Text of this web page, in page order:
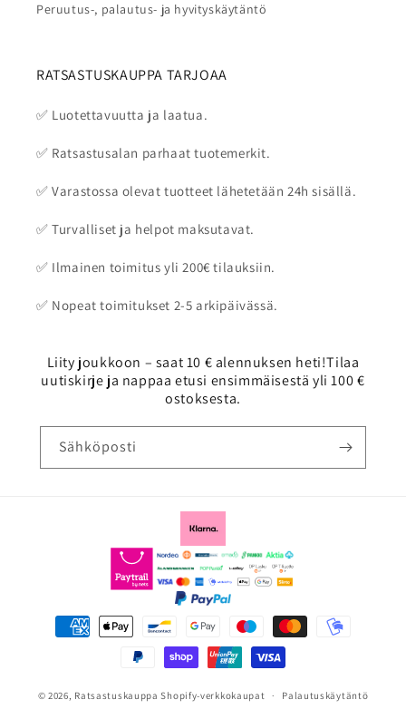
Peruutus-, palautus- ja hyvityskäytäntö
RATSASTUSKAUPPA TARJOAA
✅ Luotettavuutta ja laatua.
✅ Ratsastusalan parhaat tuotemerkit.
✅ Varastossa olevat tuotteet lähetetään 24h sisällä.
✅ Turvalliset ja helpot maksutavat.
✅ Ilmainen toimitus yli 200€ tilauksiin.
✅ Nopeat toimitukset 2-5 arkipäivässä.
Liity joukkoon – saat 10 € alennuksen heti!Tilaa
uutiskirje ja nappaa etusi ensimmäisestä yli 100 €
ostoksesta.
Sähköposti
Maksutavat
© 2026, Ratsastuskauppa Shopify-verkkokaupat Palautuskäytäntö